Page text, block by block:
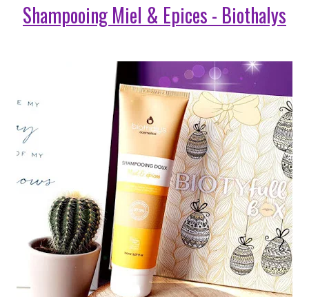
Shampooing Miel & Epices - Biothalys